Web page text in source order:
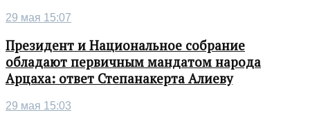
29 мая 15:07
Президент и Национальное собрание
обладают первичным мандатом народа
Арцаха: ответ Степанакерта Алиеву
29 мая 15:03